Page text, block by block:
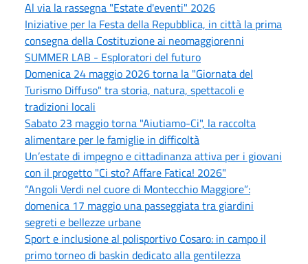
Al via la rassegna "Estate d'eventi" 2026
Iniziative per la Festa della Repubblica, in città la prima
consegna della Costituzione ai neomaggiorenni
SUMMER LAB - Esploratori del futuro
Domenica 24 maggio 2026 torna la "Giornata del
Turismo Diffuso" tra storia, natura, spettacoli e
tradizioni locali
Sabato 23 maggio torna "Aiutiamo-Ci", la raccolta
alimentare per le famiglie in difficoltà
Un’estate di impegno e cittadinanza attiva per i giovani
con il progetto "Ci sto? Affare Fatica! 2026"
“Angoli Verdi nel cuore di Montecchio Maggiore”:
domenica 17 maggio una passeggiata tra giardini
segreti e bellezze urbane
Sport e inclusione al polisportivo Cosaro: in campo il
primo torneo di baskin dedicato alla gentilezza